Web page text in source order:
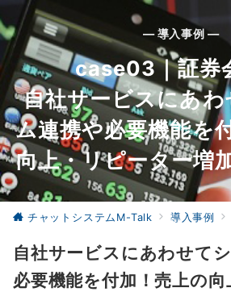
— 導入事例 —
case03｜証券
自社サービスにあ
ム連携や必要機能を
向上・リピーター増
チャットシステムM-Talk 導入事例
自社サービスにあわせて
必要機能を付加！売上の